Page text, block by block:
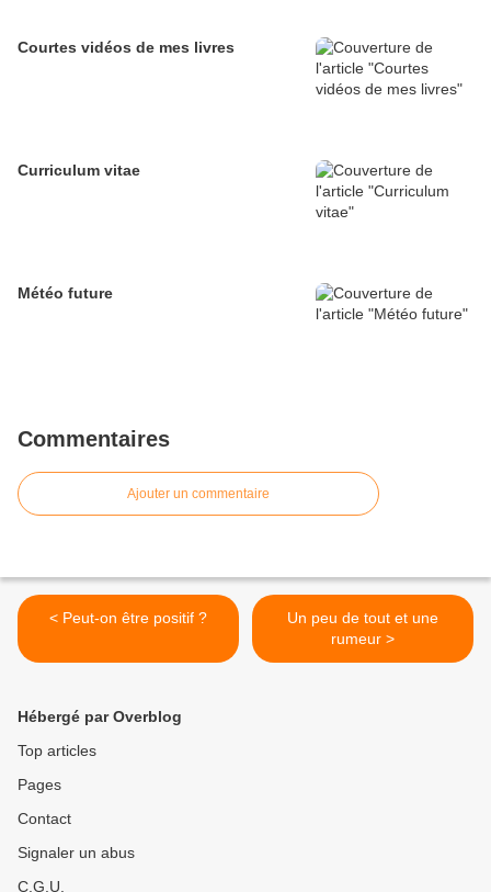
Courtes vidéos de mes livres
Curriculum vitae
Météo future
Commentaires
Ajouter un commentaire
< Peut-on être positif ?
Un peu de tout et une
rumeur >
Hébergé par Overblog
Top articles
Pages
Contact
Signaler un abus
C.G.U.